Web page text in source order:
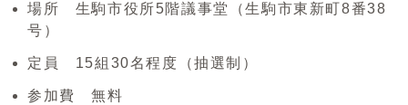
場所 生駒市役所5階議事堂（生駒市東新町8番38
号）
定員 15組30名程度（抽選制）
参加費 無料